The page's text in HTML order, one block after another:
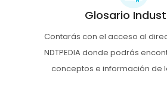
Glosario
Contarás con el acceso al
NDTPEDIA donde podrás
conceptos e información de